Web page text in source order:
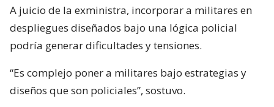
A juicio de la exministra, incorporar a militares en
despliegues diseñados bajo una lógica policial
podría generar dificultades y tensiones.
“Es complejo poner a militares bajo estrategias y
diseños que son policiales”, sostuvo.